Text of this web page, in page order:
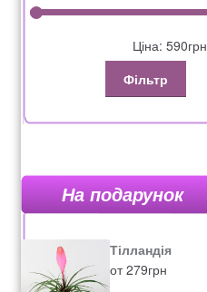
Ціна: 590грн
Фільтр
На подарунок
Тілландія
от279грн